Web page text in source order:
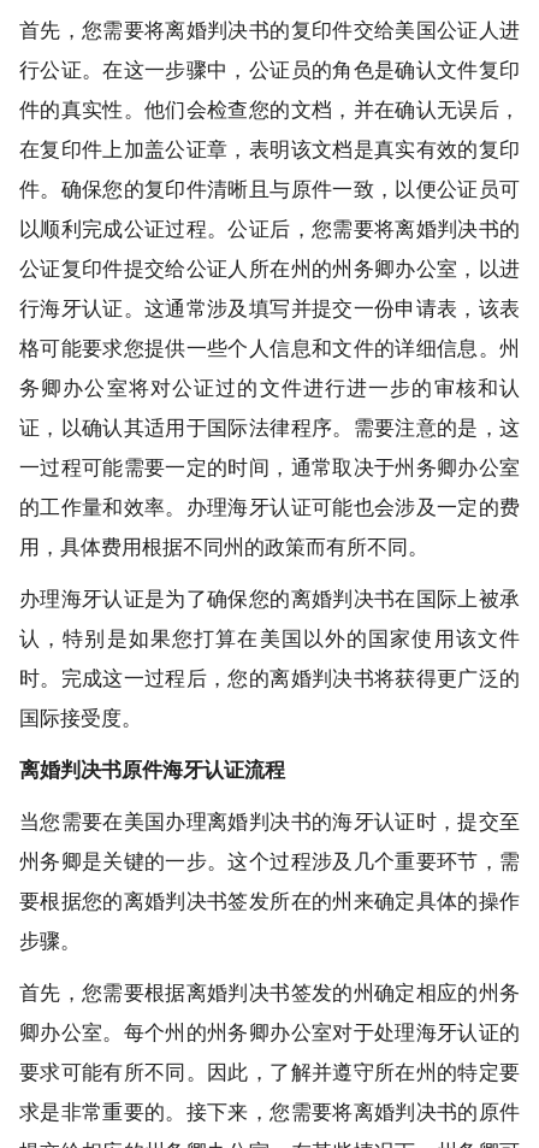
首先，您需要将离婚判决书的复印件交给美国公证人进
行公证。在这一步骤中，公证员的角色是确认文件复印
件的真实性。他们会检查您的文档，并在确认无误后，
在复印件上加盖公证章，表明该文档是真实有效的复印
件。确保您的复印件清晰且与原件一致，以便公证员可
以顺利完成公证过程。公证后，您需要将离婚判决书的
公证复印件提交给公证人所在州的州务卿办公室，以进
行海牙认证。这通常涉及填写并提交一份申请表，该表
格可能要求您提供一些个人信息和文件的详细信息。州
务卿办公室将对公证过的文件进行进一步的审核和认
证，以确认其适用于国际法律程序。需要注意的是，这
一过程可能需要一定的时间，通常取决于州务卿办公室
的工作量和效率。办理海牙认证可能也会涉及一定的费
用，具体费用根据不同州的政策而有所不同。
办理海牙认证是为了确保您的离婚判决书在国际上被承
认，特别是如果您打算在美国以外的国家使用该文件
时。完成这一过程后，您的离婚判决书将获得更广泛的
国际接受度。
离婚判决书原件海牙认证流程
当您需要在美国办理离婚判决书的海牙认证时，提交至
州务卿是关键的一步。这个过程涉及几个重要环节，需
要根据您的离婚判决书签发所在的州来确定具体的操作
步骤。
首先，您需要根据离婚判决书签发的州确定相应的州务
卿办公室。每个州的州务卿办公室对于处理海牙认证的
要求可能有所不同。因此，了解并遵守所在州的特定要
求是非常重要的。接下来，您需要将离婚判决书的原件